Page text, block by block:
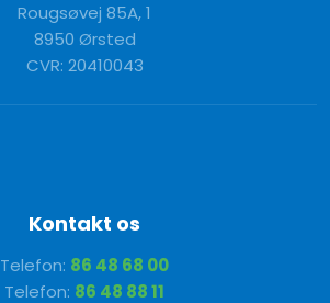
Rou​gsøvej 85A, 1​
8950 Ørsted
CVR: 20410043
Kontakt os
Telefon: 86 48 68 00
Telefon: 86 48 88 11